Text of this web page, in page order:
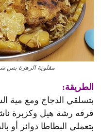
مقلوبة الزهرة بس
الطريقة:
بتسلقي الدجاج ومع مية
قرفه رشة هيل وكزبرة
بتعملي البطاطا دوائر